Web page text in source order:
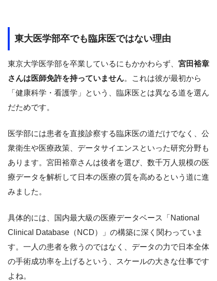
東大医学部卒でも臨床医ではない理由
東京大学医学部を卒業しているにもかかわらず、 宮田裕章
さんは医師免許を持っていません。これは彼が最初から
「健康科学・看護学」という、臨床医とは異なる道を選ん
だためです。
医学部には患者を直接診察する臨床医の道だけでなく、公
衆衛生や医療政策、データサイエンスといった研究分野も
あります。宮田裕章さんは後者を選び、数千万人規模の医
療データを解析して日本の医療の質を高めるという道に進
みました。
具体的には、国内最大級の医療データベース「National
Clinical Database（NCD）」の構築に深く関わっていま
す。一人の患者を救うのではなく、データの力で日本全体
の手術成功率を上げるという、スケールの大きな仕事です
よね。